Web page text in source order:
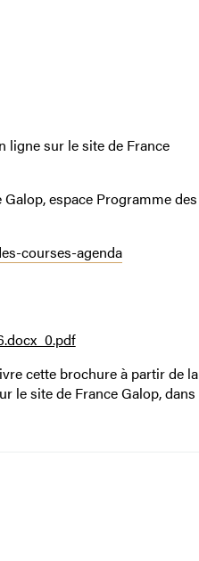
ligne sur le site de France
espace Programme des
courses-agenda
cette brochure à partir de la
le site de France Galop, dans